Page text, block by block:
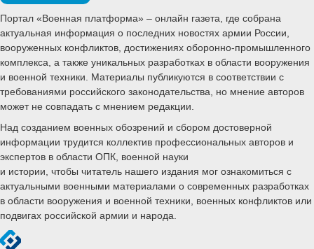
Портал «Военная платформа» – онлайн газета, где собрана
актуальная информация о последних новостях армии России,
вооруженных конфликтов, достижениях оборонно-промышленного
комплекса, а также уникальных разработках в области вооружения
и военной техники. Материалы публикуются в соответствии с
требованиями российского законодательства, но мнение авторов
может не совпадать с мнением редакции.
Над созданием военных обозрений и сбором достоверной
информации трудится коллектив профессиональных авторов и
экспертов в области ОПК, военной науки
и истории, чтобы читатель нашего издания мог ознакомиться с
актуальными военными материалами о современных разработках
в области вооружения и военной техники, военных конфликтов или
подвигах российской армии и народа.